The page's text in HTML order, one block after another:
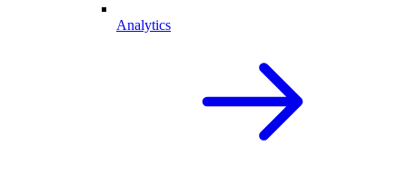
Analytics